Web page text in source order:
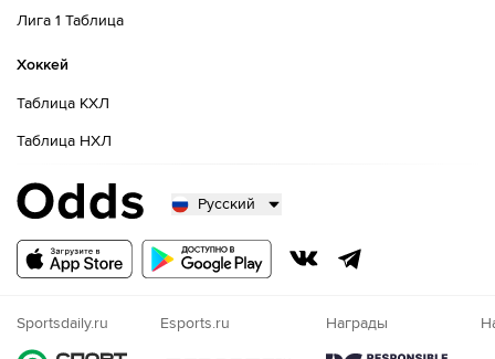
Лига 1 Таблица
Хоккей
Таблица КХЛ
Таблица НХЛ
Русский
Русский
Nigeria
Sportsdaily.ru Esports.ru Награды